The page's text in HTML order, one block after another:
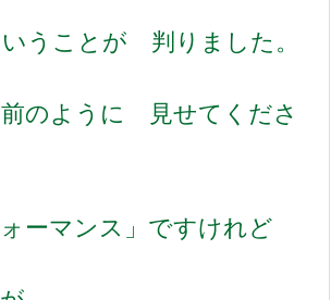
うことが 判りました。
のように 見せてくださ
ォーマンス」ですけれど